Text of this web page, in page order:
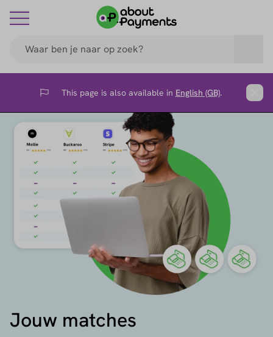
Flag This page is also available in English (GB).
Jouw matches